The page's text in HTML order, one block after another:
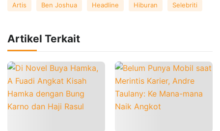
Artis Ben Joshua Headline Hiburan Selebriti
Artikel Terkait